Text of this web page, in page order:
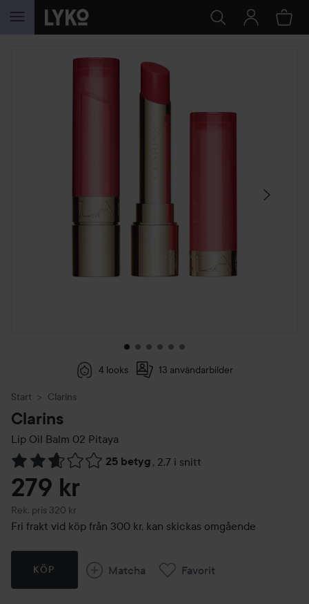
HOPPA TILL INNEHÅLLET
HOPPA ÖVER SEKTIONEN
4 looks 13 användarbilder
Start Clarins
Clarins
Lip Oil Balm 02 Pitaya
25 betyg , 2.7 i snitt
Hoppa till Betyg & kommentarer
279 kr
Rek. pris 320 kr
Rekommenderat pris 320 kr
Fri frakt vid köp från 300 kr, kan skickas omgående
KÖP Matcha Favorit